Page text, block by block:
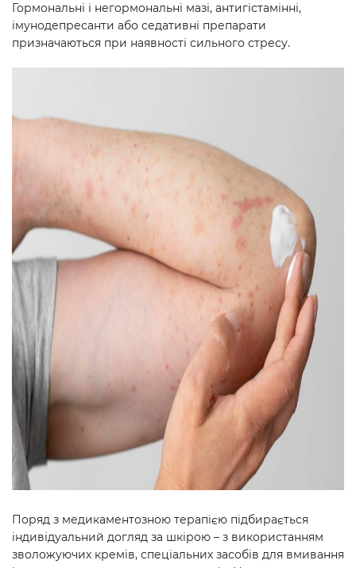
Гормональні і негормональні мазі, антигістамінні,
імунодепресанти або седативні препарати
призначаються при наявності сильного стресу.
Поряд з медикаментозною терапією підбирається
індивідуальний догляд за шкірою – з використанням
зволожуючих кремів, спеціальних засобів для вмивання